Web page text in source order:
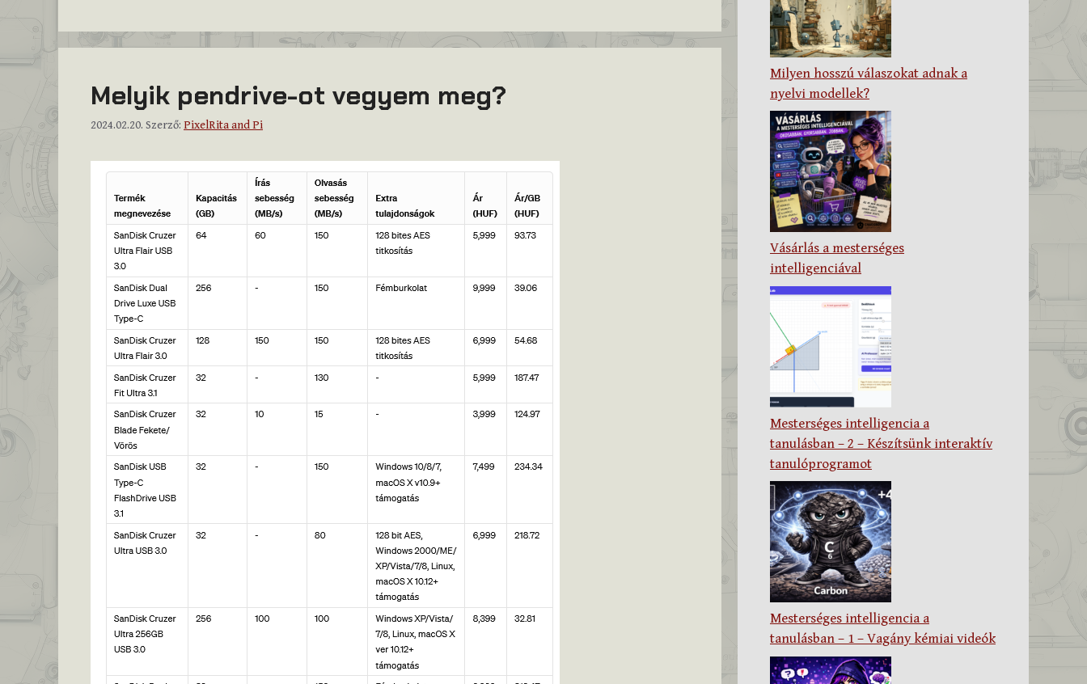
Melyik pendrive-ot vegyem meg?
2024.02.20. Szerző: PixelRita and Pi
Milyen hosszú válaszokat adnak a
nyelvi modellek?
Vásárlás a mesterséges
intelligenciával
Mesterséges intelligencia a
tanulásban – 2 – Készítsünk interaktív
tanulóprogramot
Mesterséges intelligencia a
tanulásban – 1 – Vagány kémiai videók